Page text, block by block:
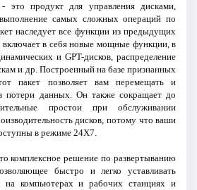
- это продукт для управления дисками,
самых сложных операций по
наследует все функции из предыдущих
включает в себя новые мощные функции, в
и GPT-дисков, распределение
и др. Построенный на базе признанных
пакет позволяет вам перемещать и
потери данных. Он также сокращает до
простои при обслуживании
дисков, потому что ваши
в режиме 24X7.
комплексное решение по развертыванию
быстро и легко уставливать
на компьютерах и рабочих станциях и